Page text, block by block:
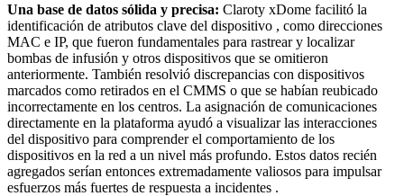
Una base de datos sólida y precisa: Claroty xDome facilitó la
identificación de atributos clave del dispositivo , como direcciones
MAC e IP, que fueron fundamentales para rastrear y localizar
bombas de infusión y otros dispositivos que se omitieron
anteriormente. También resolvió discrepancias con dispositivos
marcados como retirados en el CMMS o que se habían reubicado
incorrectamente en los centros. La asignación de comunicaciones
directamente en la plataforma ayudó a visualizar las interacciones
del dispositivo para comprender el comportamiento de los
dispositivos en la red a un nivel más profundo. Estos datos recién
agregados serían entonces extremadamente valiosos para impulsar
esfuerzos más fuertes de respuesta a incidentes .